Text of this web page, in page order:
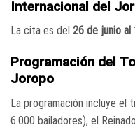
Internacional del
La cita es del 26 de junio al
Programación del
Joropo
La programación incluye el
6.000 bailadores), el